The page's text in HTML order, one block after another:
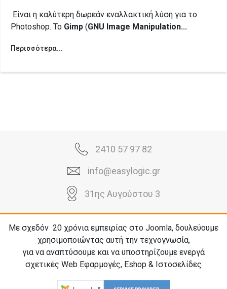
Eίναι η καλύτερη δωρεάν εναλλακτική λύση για το
Photoshop. Το Gimp (GNU Image Manipulation...
Περισσότερα...
2410 57 97 82
info@easylogic.gr
31ης Αυγούστου 3
Με σχεδόν 20 χρόνια εμπειρίας στο Joomla, δουλεύουμε
χρησιμοποιώντας αυτή την τεχνογνωσία,
για να αναπτύσουμε και να υποστηρίζουμε ενεργά
σχετικές Web Εφαρμογές, Eshop & Ιστοσελίδες